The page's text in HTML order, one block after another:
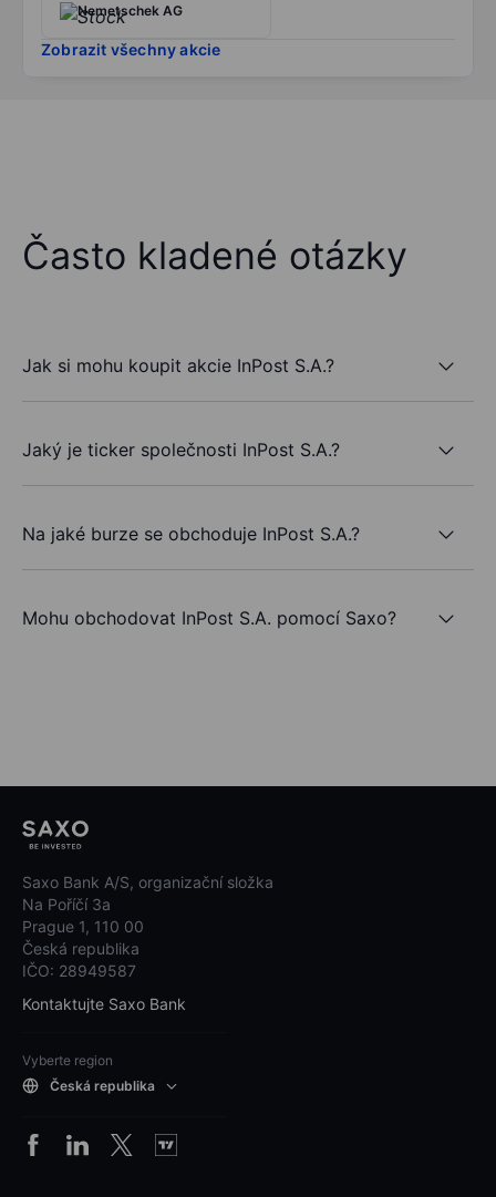
Nemetschek AG
Zobrazit všechny akcie
Často kladené otázky
Jak si mohu koupit akcie InPost S.A.?
Jaký je ticker společnosti InPost S.A.?
Na jaké burze se obchoduje InPost S.A.?
Mohu obchodovat InPost S.A. pomocí Saxo?
Saxo Bank A/S, organizační složka
Na Poříčí 3a
Prague 1, 110 00
Česká republika
IČO: 28949587
Kontaktujte Saxo Bank
Vyberte region
Česká republika